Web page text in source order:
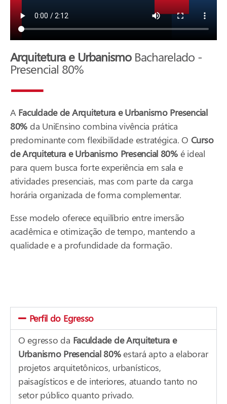
Arquitetura e Urbanismo Bacharelado -
Presencial 80%
A Faculdade de Arquitetura e Urbanismo Presencial
80% da UniEnsino combina vivência prática
predominante com flexibilidade estratégica. O Curso
de Arquitetura e Urbanismo Presencial 80%é ideal
para quem busca forte experiência em sala e
atividades presenciais, mas com parte da carga
horária organizada de forma complementar.
Esse modelo oferece equilíbrio entre imersão
acadêmica e otimização de tempo, mantendo a
qualidade e a profundidade da formação.
Perfil do Egresso
O egresso da Faculdade de Arquitetura e
Urbanismo Presencial 80%estará apto a elaborar
projetos arquitetônicos, urbanísticos,
paisagísticos e de interiores, atuando tanto no
setor público quanto privado.